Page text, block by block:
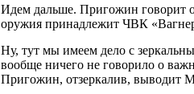
Идем дальше. Пригожин говорит о
оружия принадлежит ЧВК
Ну, тут мы имеем дело с
вообще ничего не говорило о
Пригожин, отзеркалив, выводит